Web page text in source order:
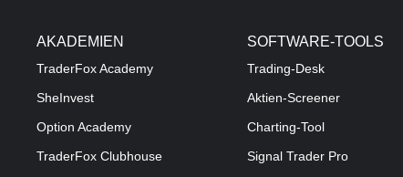
AKADEMIEN
TraderFox Academy
SheInvest
Option Academy
TraderFox Clubhouse
SOFTWARE-TOOLS
Trading-Desk
Aktien-Screener
Charting-Tool
Signal Trader Pro